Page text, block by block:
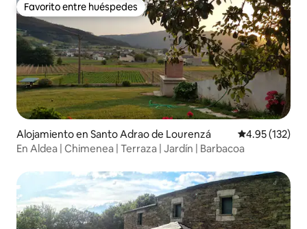
Favorito entre huéspedes
Favorito entre huéspedes
Alojamiento en Santo Adrao de Lourenzá Calificación
4.95 (132)
En Aldea | Chimenea | Terraza | Jardín | Barbacoa